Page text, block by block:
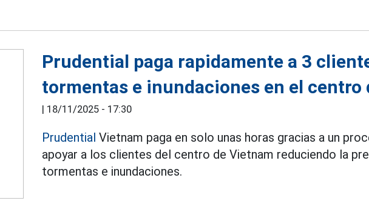
Prudential paga rapidamente a 3
tormentas e inundaciones en el centro
18/11/2025 - 17:30
Prudential Vietnam paga en solo unas horas gracias a un
apoyar a los clientes del centro de Vietnam reduciendo la
tormentas e inundaciones.